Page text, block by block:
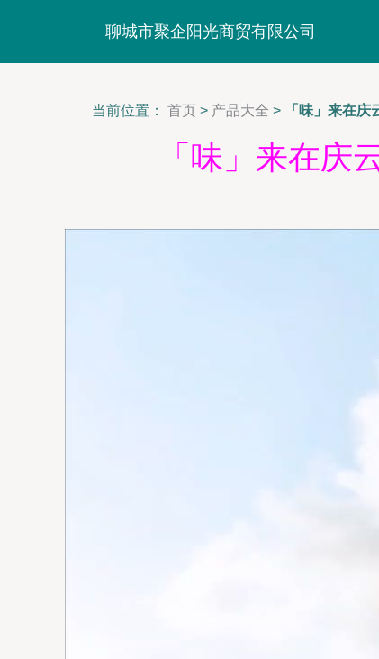
聊城市聚企阳光商贸有限公司
当前位置： 首页 > 产品大全 > 「味」来在
「味」来在